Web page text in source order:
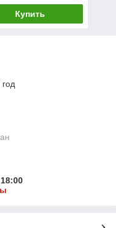
Купить